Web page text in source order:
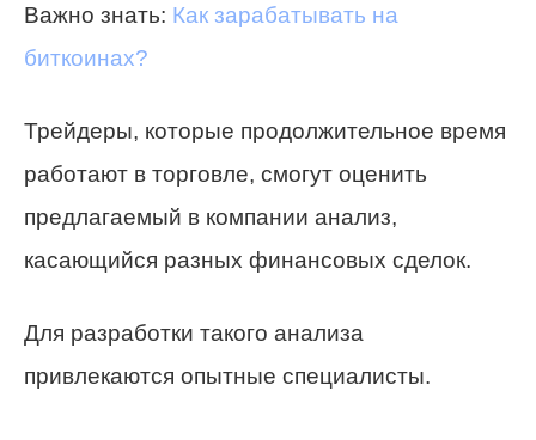
Важно знать: Как зарабатывать на
биткоинах?
Трейдеры, которые продолжительное время
работают в торговле, смогут оценить
предлагаемый в компании анализ,
касающийся разных финансовых сделок.
Для разработки такого анализа
привлекаются опытные специалисты.